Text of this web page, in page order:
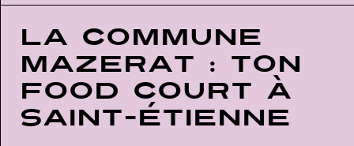
La Commune
Mazerat : ton
food court à
Saint-Étienne